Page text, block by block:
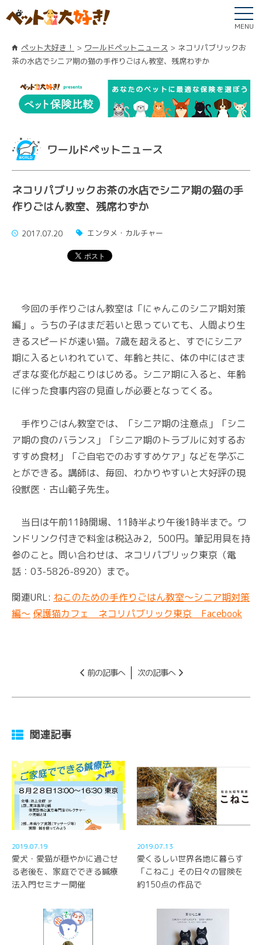
MENU
ペット大好き！ ワールドペットニュース
ネコリパブリックお
茶の水店でシニア期の猫の手作りごはん教室、残席わずか
ワールドペットニュース
ネコリパブリックお茶の水店でシニア期の猫の手
作りごはん教室、残席わずか
2017.07.20 エンタメ・カルチャー
今回の手作りごはん教室は「にゃんこのシニア期対策
編」。うちの子はまだ若いと思っていても、人間より生
きるスピードが速い猫。7歳を超えると、すでにシニア
期に入るといわれていて、年齢と共に、体の中にはさま
ざまな変化が起こりはじめる。シニア期に入ると、年齢
に伴った食事内容の見直しが必要となってくる。
手作りごはん教室では、「シニア期の注意点」「シニ
ア期の食のバランス」「シニア期のトラブルに対するお
すすめ食材」「ご自宅でのおすすめケア」などを学ぶこ
とができる。講師は、毎回、わかりやすいと大好評の現
役獣医・古山範子先生。
当日は午前11時開場、11時半より午後1時半まで。ワ
ンドリンク付きで料金は税込み2，500円。筆記用具を持
参のこと。問い合わせは、ネコリパブリック東京（電
話：03-5826-8920）まで。
関連URL: ねこのための手作りごはん教室～シニア期対策
編～ 保護猫カフェ ネコリパブリック東京 Facebook
前の記事へ 次の記事へ
関連記事
2019.07.19
愛犬・愛猫が穏やかに過ごせ
る老後を、家庭でできる鍼療
法入門セミナー開催
2019.07.13
愛くるしい世界各地に暮らす
「こねこ」その日々の冒険を
約150点の作品で